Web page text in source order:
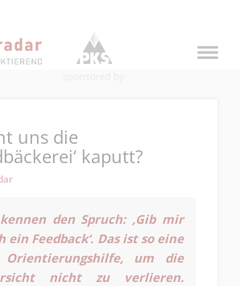
uns die
kaputt?
den Spruch: ‚Gib mir
ein Feedback‘. Das ist so eine
um die
nicht zu verlieren.